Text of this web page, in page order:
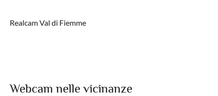
Realcam Val di Fiemme
Webcam nelle vicinanze